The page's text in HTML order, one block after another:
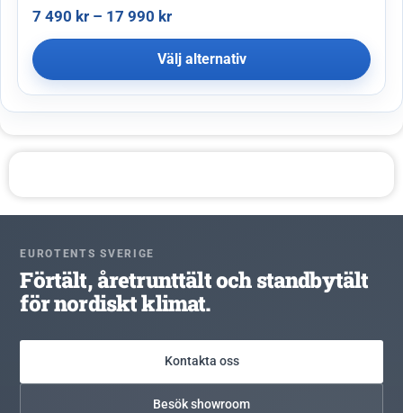
7 490 kr – 17 990 kr
Välj alternativ
EUROTENTS SVERIGE
Förtält, åretrunttält och standbytält
för nordiskt klimat.
Kontakta oss
Besök showroom